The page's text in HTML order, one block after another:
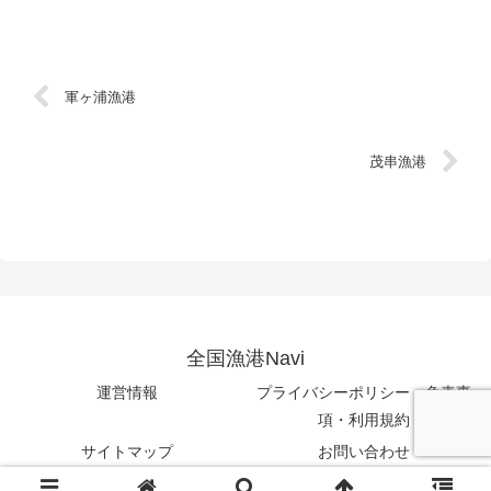
軍ヶ浦漁港
茂串漁港
全国漁港Navi
運営情報
プライバシーポリシー・免責事
項・利用規約
サイトマップ
お問い合わせ